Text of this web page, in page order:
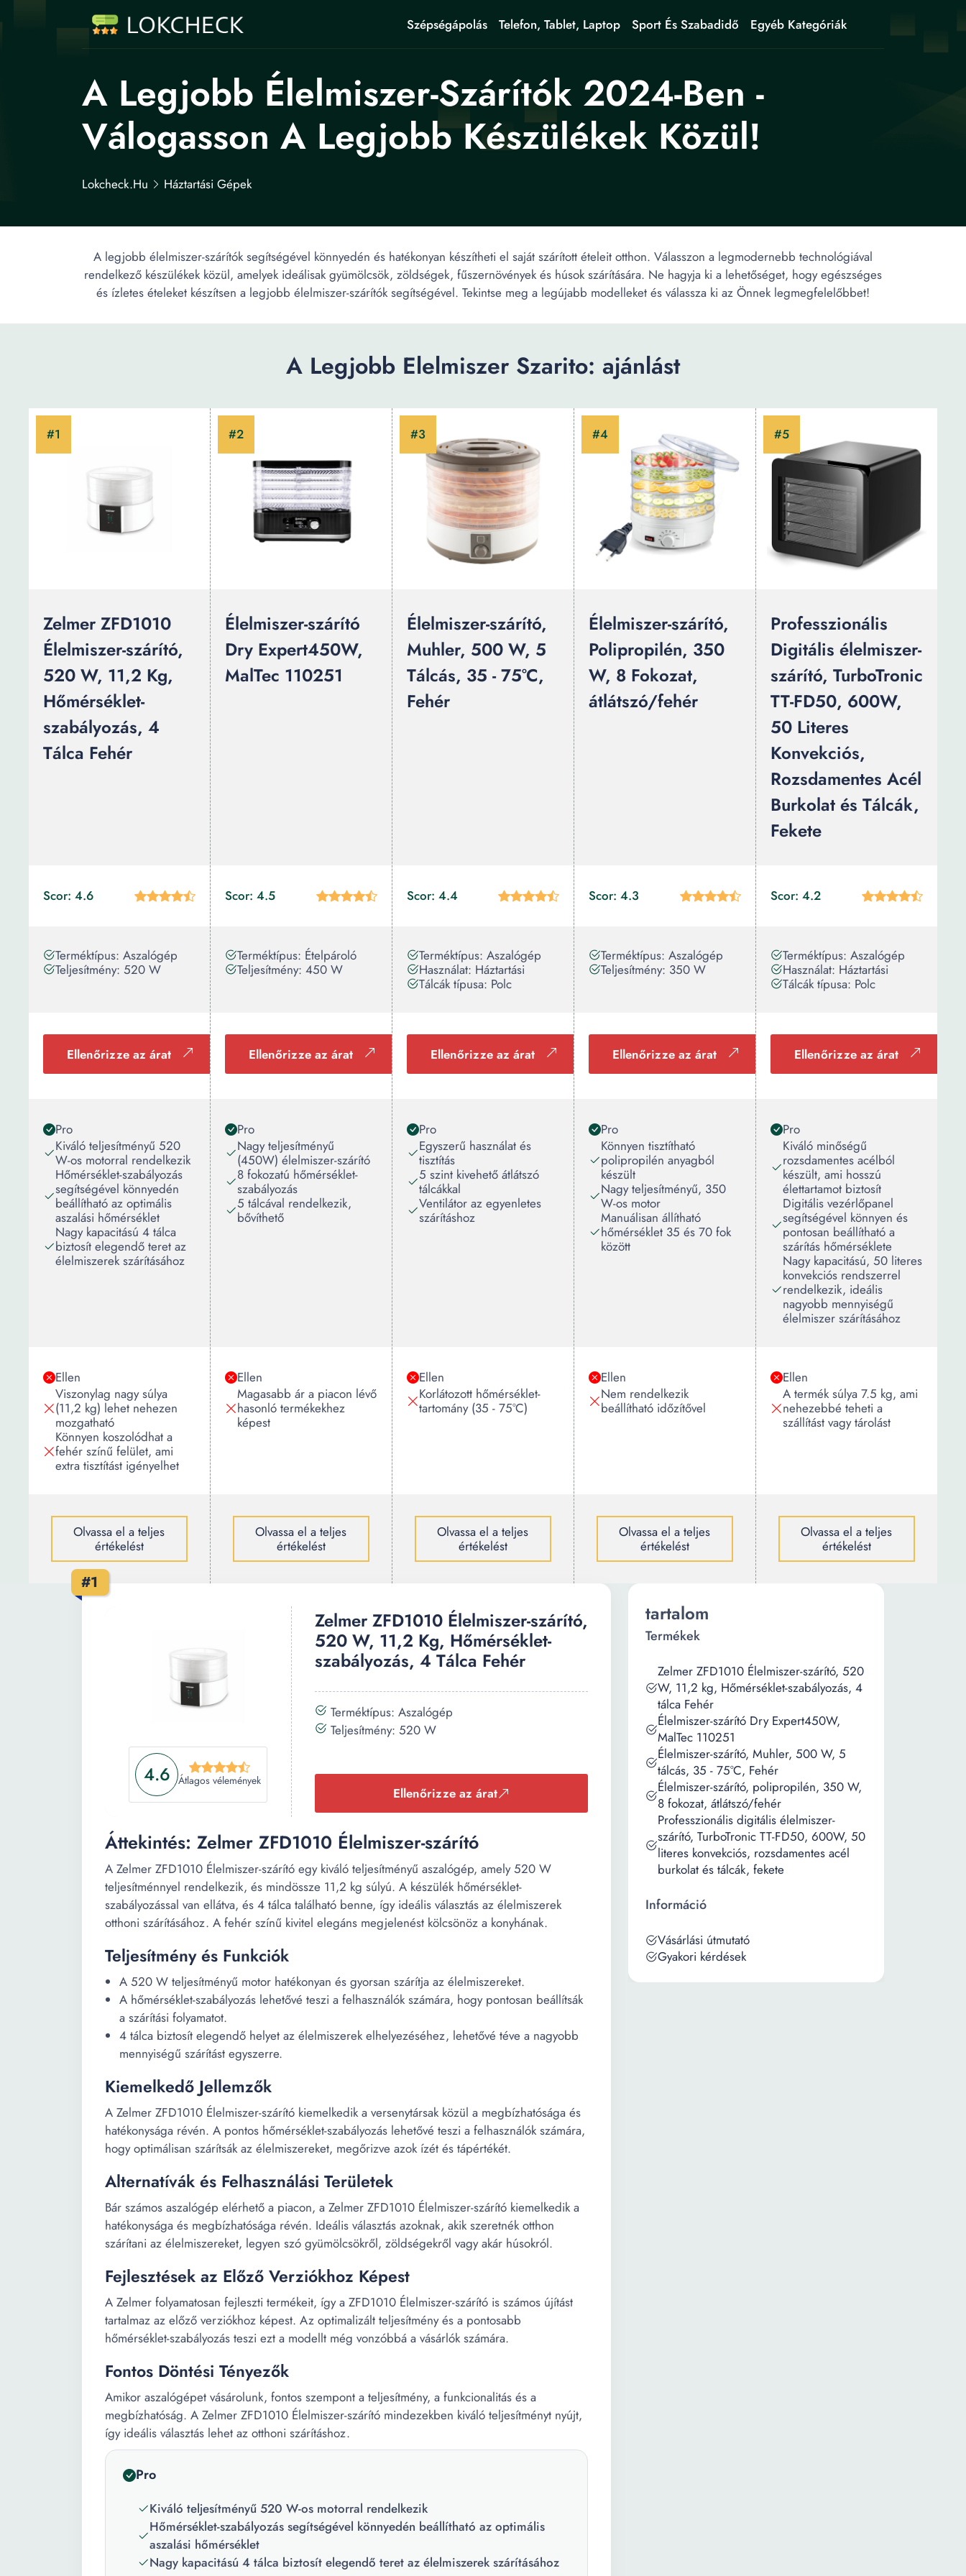
Szépségápolás Telefon, Tablet, Laptop Sport És Szabadidő Egyéb Kategóriák
A Legjobb Élelmiszer-Szárítók 2024-Ben -
Válogasson A Legjobb Készülékek Közül!
Lokcheck.hu Háztartási Gépek
A legjobb élelmiszer-szárítók segítségével könnyedén és hatékonyan készítheti el saját szárított ételeit otthon. Válasszon a legmodernebb technológiával
rendelkező készülékek közül, amelyek ideálisak gyümölcsök, zöldségek, fűszernövények és húsok szárítására. Ne hagyja ki a lehetőséget, hogy egészséges
és ízletes ételeket készítsen a legjobb élelmiszer-szárítók segítségével. Tekintse meg a legújabb modelleket és válassza ki az Önnek legmegfelelőbbet!
A Legjobb Elelmiszer Szarito: ajánlást
Zelmer ZFD1010
Élelmiszer-szárító,
520 W, 11,2 Kg,
Hőmérséklet-
szabályozás, 4
Tálca Fehér
Scor: 4.6
Terméktípus: Aszalógép
Teljesítmény: 520 W
Ellenőrizze az árat
Pro
Kiváló teljesítményű 520
W-os motorral rendelkezik
Hőmérséklet-szabályozás
segítségével könnyedén
beállítható az optimális
aszalási hőmérséklet
Nagy kapacitású 4 tálca
biztosít elegendő teret az
élelmiszerek szárításához
Ellen
Viszonylag nagy súlya
(11,2 kg) lehet nehezen
mozgatható
Könnyen koszolódhat a
fehér színű felület, ami
extra tisztítást igényelhet
Olvassa el a teljes
értékelést
Élelmiszer-szárító
Dry Expert450W,
MalTec 110251
Scor: 4.5
Terméktípus: Ételpároló
Teljesítmény: 450 W
Ellenőrizze az árat
Pro
Nagy teljesítményű
(450W) élelmiszer-szárító
8 fokozatú hőmérséklet-
szabályozás
5 tálcával rendelkezik,
bővíthető
Ellen
Magasabb ár a piacon lévő
hasonló termékekhez
képest
Olvassa el a teljes
értékelést
Élelmiszer-szárító,
Muhler, 500 W, 5
Tálcás, 35 - 75°C,
Fehér
Scor: 4.4
Terméktípus: Aszalógép
Használat: Háztartási
Tálcák típusa: Polc
Ellenőrizze az árat
Pro
Egyszerű használat és
tisztítás
5 szint kivehető átlátszó
tálcákkal
Ventilátor az egyenletes
szárításhoz
Ellen
Korlátozott hőmérséklet-
tartomány (35 - 75°C)
Olvassa el a teljes
értékelést
Élelmiszer-szárító,
Polipropilén, 350
W, 8 Fokozat,
átlátszó/fehér
Scor: 4.3
Terméktípus: Aszalógép
Teljesítmény: 350 W
Ellenőrizze az árat
Pro
Könnyen tisztítható
polipropilén anyagból
készült
Nagy teljesítményű, 350
W-os motor
Manuálisan állítható
hőmérséklet 35 és 70 fok
között
Ellen
Nem rendelkezik
beállítható időzítővel
Olvassa el a teljes
értékelést
Professzionális
Digitális élelmiszer-
szárító, TurboTronic
TT-FD50, 600W,
50 Literes
Konvekciós,
Rozsdamentes Acél
Burkolat és Tálcák,
Fekete
Scor: 4.2
Terméktípus: Aszalógép
Használat: Háztartási
Tálcák típusa: Polc
Ellenőrizze az árat
Pro
Kiváló minőségű
rozsdamentes acélból
készült, ami hosszú
élettartamot biztosít
Digitális vezérlőpanel
segítségével könnyen és
pontosan beállítható a
szárítás hőmérséklete
Nagy kapacitású, 50 literes
konvekciós rendszerrel
rendelkezik, ideális
nagyobb mennyiségű
élelmiszer szárításához
Ellen
A termék súlya 7.5 kg, ami
nehezebbé teheti a
szállítást vagy tárolást
Olvassa el a teljes
értékelést
#1
4.6 Átlagos vélemények
Zelmer ZFD1010 Élelmiszer-szárító,
520 W, 11,2 Kg, Hőmérséklet-
szabályozás, 4 Tálca Fehér
Terméktípus: Aszalógép
Teljesítmény: 520 W
Ellenőrizze az árat
Áttekintés: Zelmer ZFD1010 Élelmiszer-szárító
A Zelmer ZFD1010 Élelmiszer-szárító egy kiváló teljesítményű aszalógép, amely 520 W
teljesítménnyel rendelkezik, és mindössze 11,2 kg súlyú. A készülék hőmérséklet-
szabályozással van ellátva, és 4 tálca található benne, így ideális választás az élelmiszerek
otthoni szárításához. A fehér színű kivitel elegáns megjelenést kölcsönöz a konyhának.
Teljesítmény és Funkciók
A 520 W teljesítményű motor hatékonyan és gyorsan szárítja az élelmiszereket.
A hőmérséklet-szabályozás lehetővé teszi a felhasználók számára, hogy pontosan beállítsák
a szárítási folyamatot.
4 tálca biztosít elegendő helyet az élelmiszerek elhelyezéséhez, lehetővé téve a nagyobb
mennyiségű szárítást egyszerre.
Kiemelkedő Jellemzők
A Zelmer ZFD1010 Élelmiszer-szárító kiemelkedik a versenytársak közül a megbízhatósága és
hatékonysága révén. A pontos hőmérséklet-szabályozás lehetővé teszi a felhasználók számára,
hogy optimálisan szárítsák az élelmiszereket, megőrizve azok ízét és tápértékét.
Alternatívák és Felhasználási Területek
Bár számos aszalógép elérhető a piacon, a Zelmer ZFD1010 Élelmiszer-szárító kiemelkedik a
hatékonysága és megbízhatósága révén. Ideális választás azoknak, akik szeretnék otthon
szárítani az élelmiszereket, legyen szó gyümölcsökről, zöldségekről vagy akár húsokról.
Fejlesztések az Előző Verziókhoz Képest
A Zelmer folyamatosan fejleszti termékeit, így a ZFD1010 Élelmiszer-szárító is számos újítást
tartalmaz az előző verziókhoz képest. Az optimalizált teljesítmény és a pontosabb
hőmérséklet-szabályozás teszi ezt a modellt még vonzóbbá a vásárlók számára.
Fontos Döntési Tényezők
Amikor aszalógépet vásárolunk, fontos szempont a teljesítmény, a funkcionalitás és a
megbízhatóság. A Zelmer ZFD1010 Élelmiszer-szárító mindezekben kiváló teljesítményt nyújt,
így ideális választás lehet az otthoni szárításhoz.
Pro
Kiváló teljesítményű 520 W-os motorral rendelkezik
Hőmérséklet-szabályozás segítségével könnyedén beállítható az optimális
aszalási hőmérséklet
Nagy kapacitású 4 tálca biztosít elegendő teret az élelmiszerek szárításához
tartalom
Termékek
Zelmer ZFD1010 Élelmiszer-szárító, 520
W, 11,2 kg, Hőmérséklet-szabályozás, 4
tálca Fehér
Élelmiszer-szárító Dry Expert450W,
MalTec 110251
Élelmiszer-szárító, Muhler, 500 W, 5
tálcás, 35 - 75°C, Fehér
Élelmiszer-szárító, polipropilén, 350 W,
8 fokozat, átlátszó/fehér
Professzionális digitális élelmiszer-
szárító, TurboTronic TT-FD50, 600W, 50
literes konvekciós, rozsdamentes acél
burkolat és tálcák, fekete
Információ
Vásárlási útmutató
Gyakori kérdések